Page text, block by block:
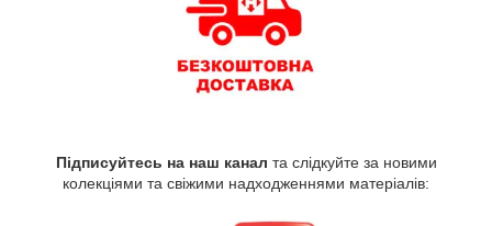
Підписуйтесь на наш канал та слідкуйте за новими
колекціями та свіжими надходженнями матеріалів: